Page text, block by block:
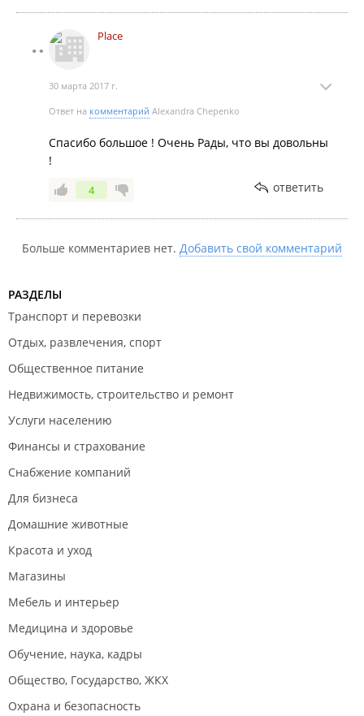
Place
30 марта 2017 г.
Ответ на комментарий Alexandra Chepenko
Спасибо большое ! Очень Рады, что вы довольны
!
4 ответить
Больше комментариев нет. Добавить свой комментарий
РАЗДЕЛЫ
Транспорт и перевозки
Отдых, развлечения, спорт
Общественное питание
Недвижимость, строительство и ремонт
Услуги населению
Финансы и страхование
Снабжение компаний
Для бизнеса
Домашние животные
Красота и уход
Магазины
Мебель и интерьер
Медицина и здоровье
Обучение, наука, кадры
Общество, Государство, ЖКХ
Охрана и безопасность